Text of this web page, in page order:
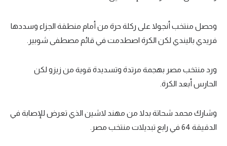
وحصل منتخب أنجولا على ركلة حرة من أمام منطقة الجزاء وسددها
فريدي باليندي لكن الكرة اصطدمت في قائم مصطفى شوبير.
ورد منتخب مصر بهجمة مرتدة وتسديدة قوية من زيزو لكن
الحارس أبعد الكرة.
وشارك محمد شحاتة بدلا من مهند لاشين الذي تعرض للإصابة في
الدقيقة 64 في رابع تبديلات منتخب مصر.